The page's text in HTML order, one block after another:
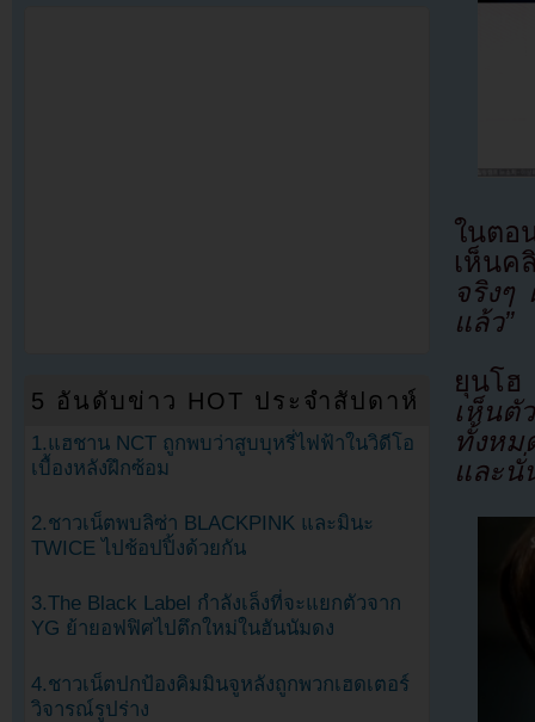
ในตอ
เห็น
จริงๆ
แล้ว”
ยุนโ
เห็น
ทั้งหม
และนั่
5 อันดับข่าว HOT ประจำสัปดาห์
1.แฮชาน NCT ถูกพบว่าสูบบุหรี่ไฟฟ้าในวิดีโอ
เบื้องหลังฝึกซ้อม
2.ชาวเน็ตพบลิซ่า BLACKPINK และมินะ
TWICE ไปช้อปปิ้งด้วยกัน
3.The Black Label กำลังเล็งที่จะแยกตัวจาก
YG ย้ายอฟฟิศไปตึกใหม่ในฮันนัมดง
4.ชาวเน็ตปกป้องคิมมินจูหลังถูกพวกเฮดเตอร์
วิจารณ์รูปร่าง